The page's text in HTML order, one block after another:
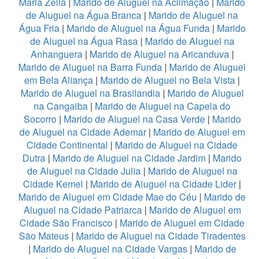
de Aluguel na Água Branca | Marido de Aluguel na
Água Fria| Marido de Aluguel na Água Funda| Marido
de Aluguel na Água Rasa | Marido de Aluguel na
Anhanguera| Marido de Aluguel na Aricanduva|
Marido de Aluguel na Barra Funda | Marido de Aluguel
em Bela Aliança | Marido de Aluguel no Bela Vista |
Marido de Aluguel na Brasilandia| Marido de Aluguel
na Cangaiba | Marido de Aluguel na Capela do
Socorro | Marido de Aluguel na Casa Verde| Marido
de Aluguel na Cidade Ademar| Marido de Aluguel em
Cidade Continental | Marido de Aluguel na Cidade
Dutra | Marido de Aluguel na Cidade Jardim | Marido
de Aluguel na Cidade Julia | Marido de Aluguel na
Cidade Kemel | Marido de Aluguel na Cidade Lider|
Marido de Aluguel em Cidade Mae do Céu | Marido de
Aluguel na Cidade Patriarca| Marido de Aluguel em
Cidade São Francisco | Marido de Aluguel em Cidade
São Mateus| Marido de Aluguel na Cidade Tiradentes
| Marido de Aluguel na Cidade Vargas | Marido de